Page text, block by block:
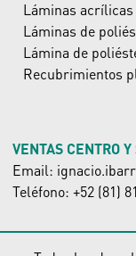
Láminas acrílicas
Láminas de
Lámina de
Recubrimientos
VENTAS CENTRO
Email:
Teléfono: +52 (81)